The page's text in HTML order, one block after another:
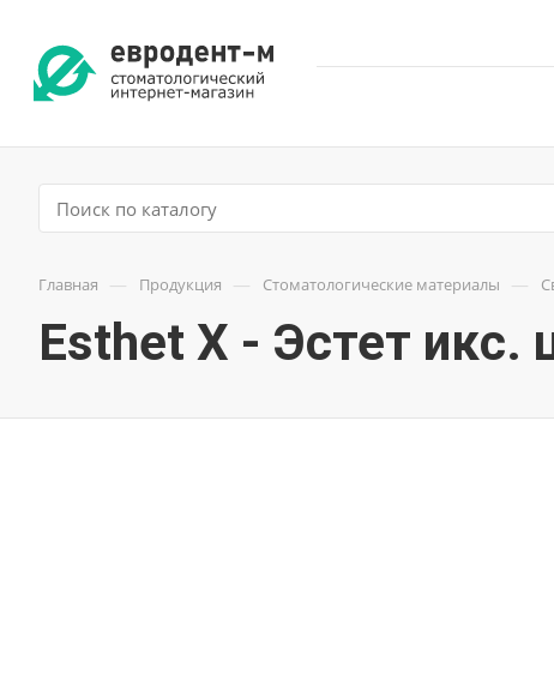
Главная — Продукция — Стоматологические материалы —
Esthet X - Эстет икс.